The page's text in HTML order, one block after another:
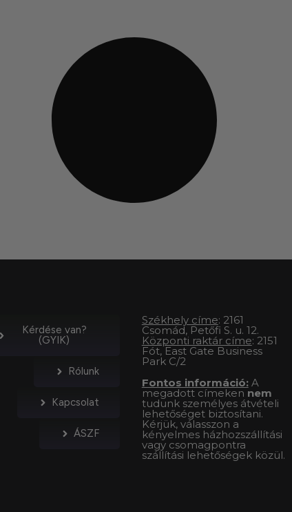
Kérdése van?
(GYIK)
Rólunk
Kapcsolat
ÁSZF
Székhely címe: 2161
Csomád, Petőfi S. u. 12.
Központi raktár címe: 2151
Fót, East Gate Business
Park C/2
Fontos információ:A
megadott címeken nem
tudunk személyes átvételi
lehetőséget biztosítani.
Kérjük, válasszon a
kényelmes házhozszállítási
vagy csomagpontra
szállítási lehetőségek közül.